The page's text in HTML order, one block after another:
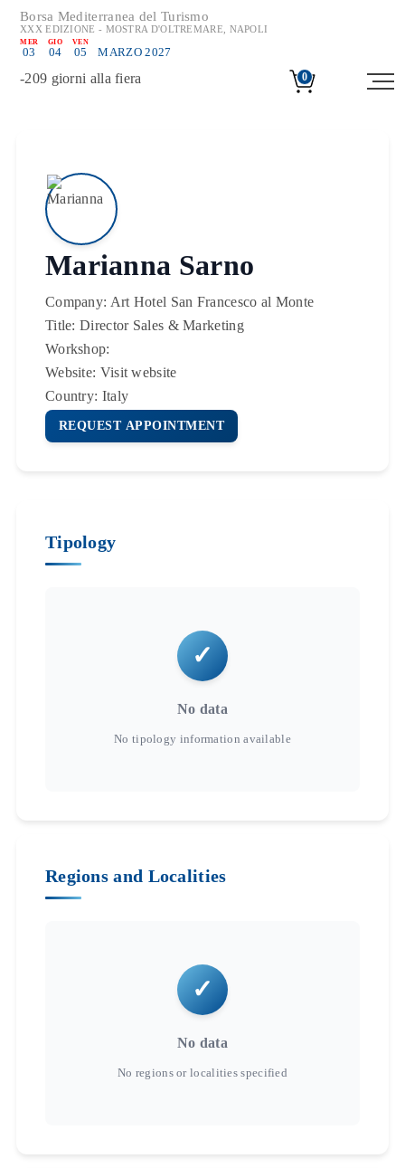
Borsa Mediterranea del Turismo
XXX EDIZIONE - MOSTRA D'OLTREMARE, NAPOLI
MER
03
GIO
04
VEN
05 MARZO 2027
-209 giorni alla fiera 0
Marianna Sarno
Company: Art Hotel San Francesco al Monte
Title: Director Sales & Marketing
Workshop:
Website: Visit website
Country: Italy
REQUEST APPOINTMENT
Tipology
No data
Regions and Localities
No data